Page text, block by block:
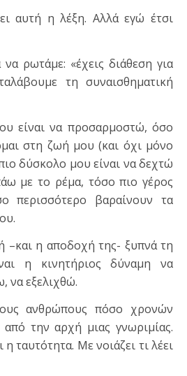
αυτή η λέξη. Αλλά εγώ έτσι
να ρωτάμε: «έχεις διάθεση για
τη συναισθηματική
είναι να προσαρμοστώ, όσο
στη ζωή μου (και όχι μόνο
δύσκολο μου είναι να δεχτώ
με το ρέμα, τόσο πιο γέρος
περισσότερο βαραίνουν τα
–και η αποδοχή της- ξυπνά τη
η κινητήριος δύναμη να
εξελιχθώ.
ανθρώπους πόσο χρονών
από την αρχή μιας γνωριμίας.
η ταυτότητα. Με νοιάζει τι λέει